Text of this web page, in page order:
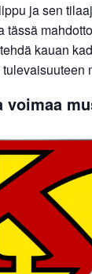
ja sen
tässä
kauan
voimaa